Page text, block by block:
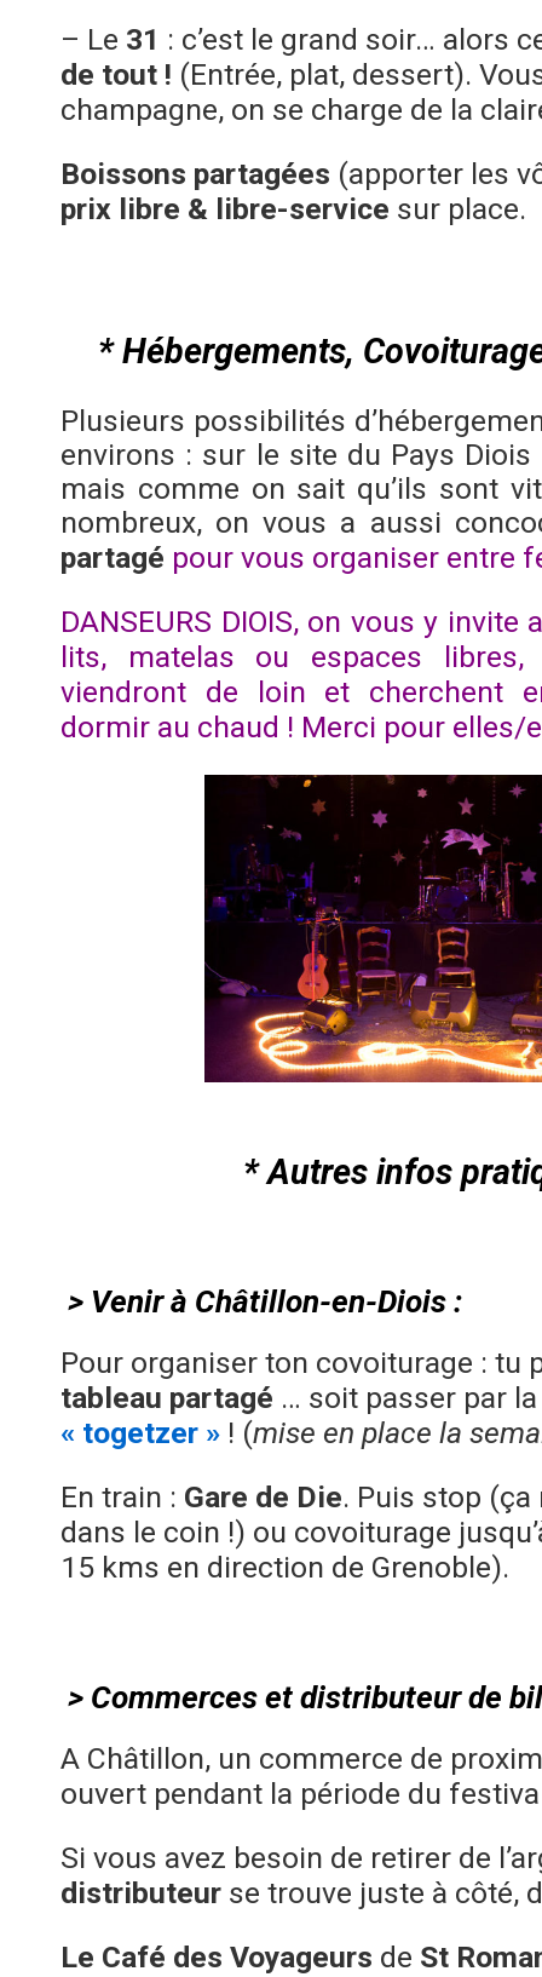
– Le 31 : c’est le grand soir… alors
de tout ! (Entrée, plat, dessert).
champagne, on se charge de la
Boissons partagées (apporter les
prix libre & libre-service sur place.
* Hébergements,
Plusieurs possibilités
environs : sur le site du Pays Diois
mais comme on sait qu’ils sont
nombreux, on vous a aussi
partagé pour vous organiser entre
DANSEURS DIOIS, on vous y
lits, matelas ou espaces
viendront de loin et cherchent
dormir au chaud ! Merci pour elles/
* Autres infos
> Venir à Châtillon-en-Diois :
Pour organiser ton covoiturage : tu
tableau partagé … soit passer par
« togetzer » ! (mise en place la
En train : Gare de Die. Puis stop
dans le coin !) ou covoiturage
15 kms en direction de Grenoble).
> Commerces et distributeur de
A Châtillon, un commerce de
ouvert pendant la période du
Si vous avez besoin de retirer de
distributeur se trouve juste à côté,
Le Café des Voyageurs de St